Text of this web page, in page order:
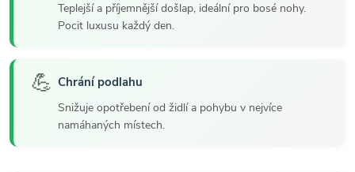
Teplejší a příjemnější došlap, ideální pro bosé nohy.
Pocit luxusu každý den.
💪 Chrání podlahu
Snižuje opotřebení od židlí a pohybu v nejvíce
namáhaných místech.